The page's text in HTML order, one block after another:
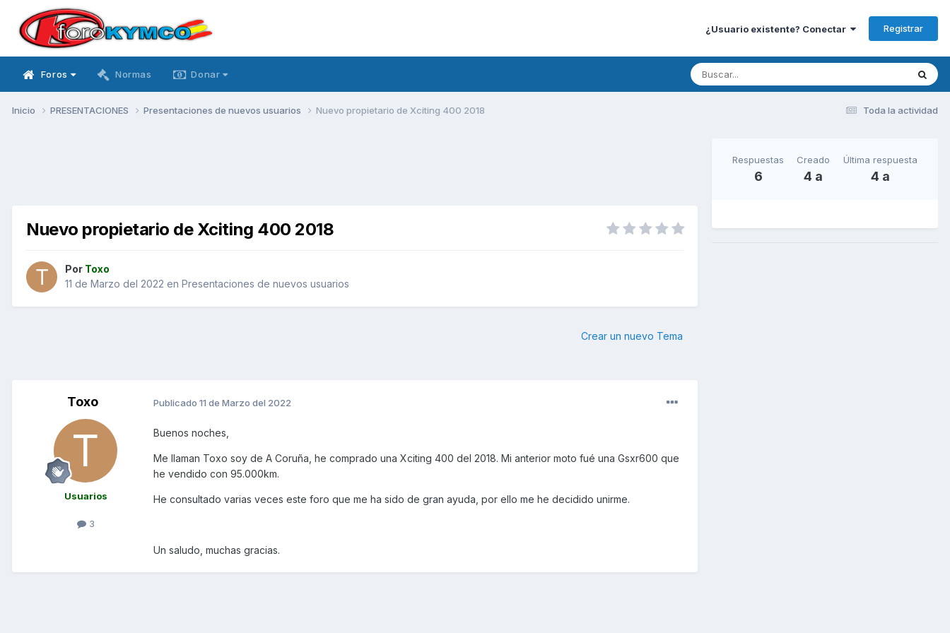
¿Usuario existente? Conectar Registrar
Foros Normas Donar
Toda la actividad
Inicio PRESENTACIONES Presentaciones de nuevos usuarios Nuevo propietario de Xciting 400 2018
Nuevo propietario de Xciting 400 2018
Por Toxo
11 de Marzo del 2022 en Presentaciones de nuevos usuarios
Crear un nuevo Tema
Toxo
Usuarios
3
Publicado 11 de Marzo del 2022
Buenos noches,
Me llaman Toxo soy de A Coruña, he comprado una Xciting 400 del 2018. Mi anterior moto fué una Gsxr600 que
he vendido con 95.000km.
He consultado varias veces este foro que me ha sido de gran ayuda, por ello me he decidido unirme.
Un saludo, muchas gracias.
Respuestas
6
Creado
4 a
Última respuesta
4 a